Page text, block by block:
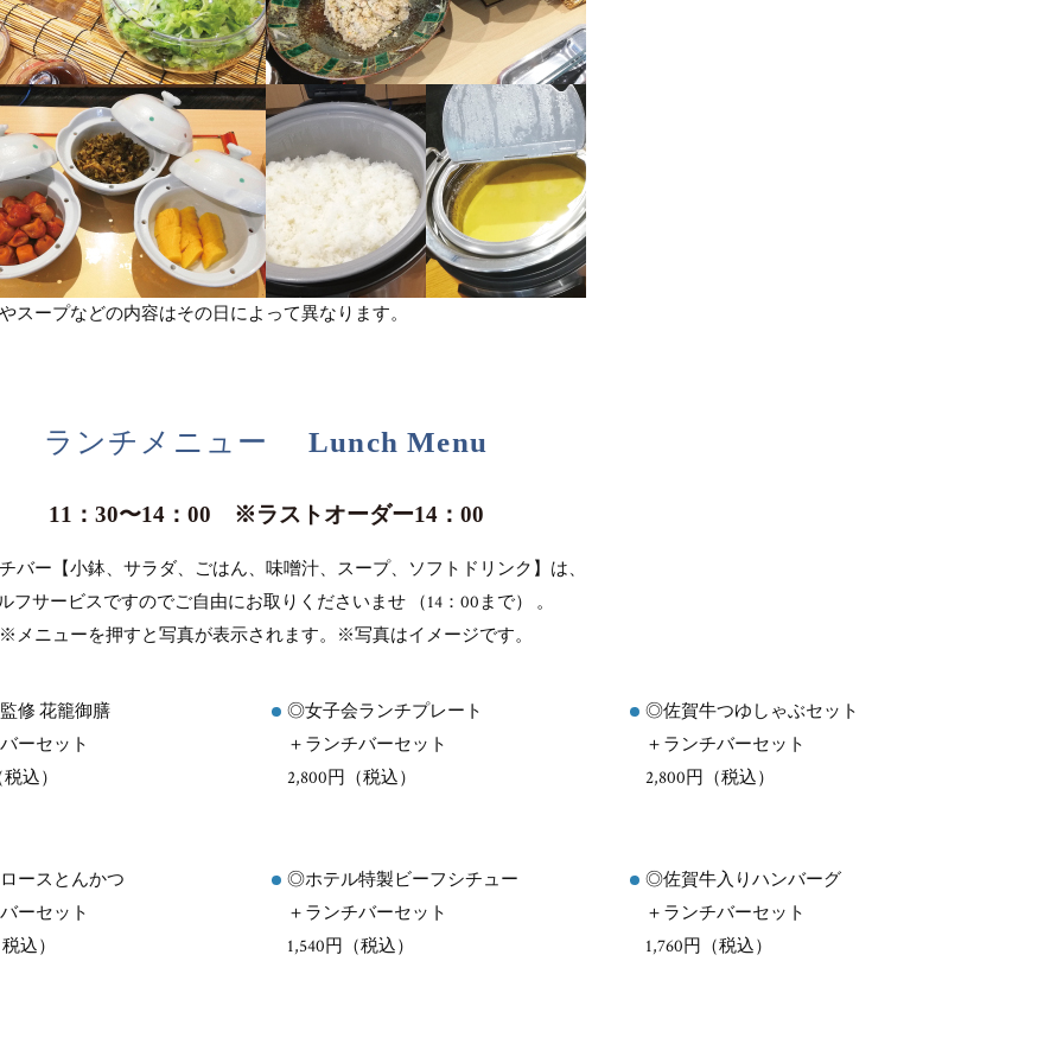
スープなどの内容はその日によって異なります。
ランチメニュー Lunch Menu
11：30〜14：00 ※ラストオーダー14：00
バー【小鉢、サラダ、ごはん、味噌汁、スープ、ソフトドリンク】は、
フサービスですのでご自由にお取りくださいませ （14：00まで） 。
※メニューを押すと写真が表示されます。※写真はイメージです。
修 花籠御膳
ーセット
込）
◎女子会ランチプレート
＋ランチバーセット
2,800円（税込）
◎佐賀牛つゆしゃぶセット
＋ランチバーセット
2,800円（税込）
ースとんかつ
ーセット
込）
◎ホテル特製ビーフシチュー
＋ランチバーセット
1,540円（税込）
◎佐賀牛入りハンバーグ
＋ランチバーセット
1,760円（税込）